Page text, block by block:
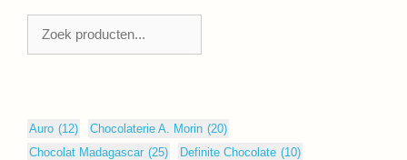
Auro (12) Chocolaterie A. Morin (20)
Chocolat Madagascar (25) Definite Chocolate (10)